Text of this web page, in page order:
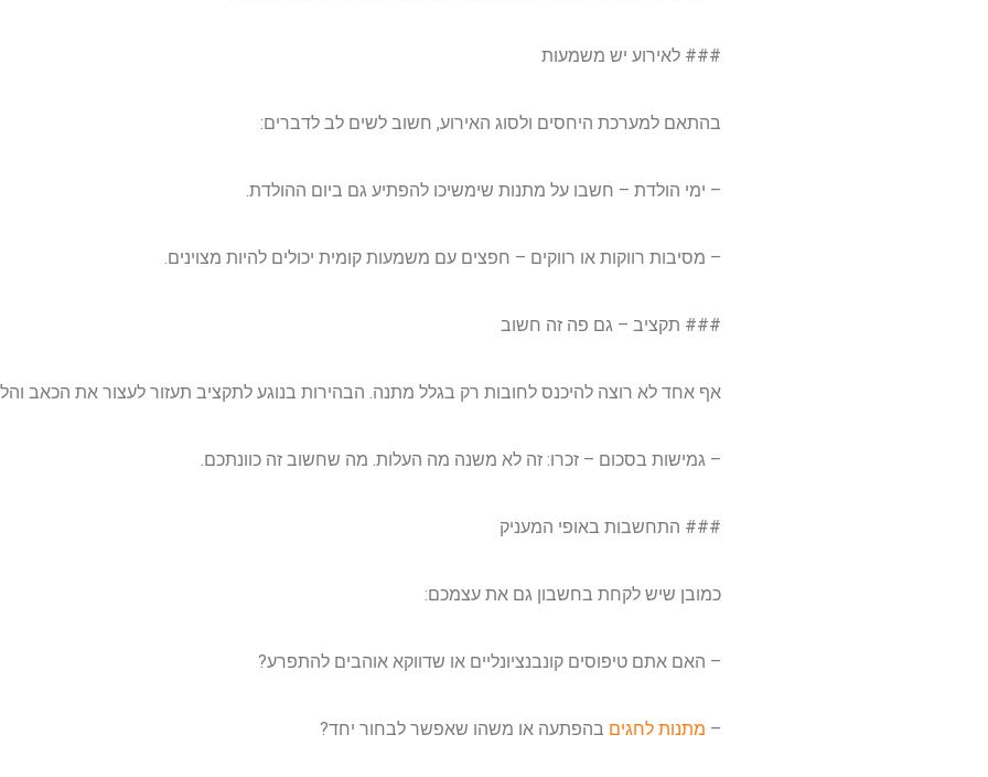
### לאירוע יש משמעות
בהתאם למערכת היחסים ולסוג האירוע, חשוב לשים לב לדברים:
– ימי הולדת – חשבו על מתנות שימשיכו להפתיע גם ביום ההולדת.
– מסיבות רווקות או רווקים – חפצים עם משמעות קומית יכולים להיות מצוינים.
### תקציב – גם פה זה חשוב
אף אחד לא רוצה להיכנס לחובות רק בגלל מתנה. הבהירות בנוגע לתקציב תעזור לעצור את הכאב
– גמישות בסכום – זכרו: זה לא משנה מה העלות. מה שחשוב זה כוונתכם.
### התחשבות באופי המעניק
כמובן שיש לקחת בחשבון גם את עצמכם:
– האם אתם טיפוסים קונבנציונליים או שדווקא אוהבים להתפרע?
– מתנות לחגים בהפתעה או משהו שאפשר לבחור יחד?